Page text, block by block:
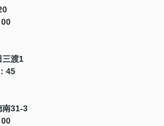
三渡1
45
南31-3